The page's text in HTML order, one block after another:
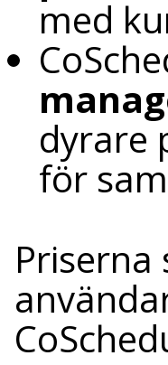
med
dyrare
för